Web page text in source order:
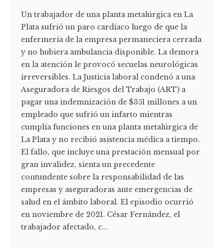
Un trabajador de una planta metalúrgica en La
Plata sufrió un paro cardíaco luego de que la
enfermería de la empresa permaneciera cerrada
y no hubiera ambulancia disponible. La demora
en la atención le provocó secuelas neurológicas
irreversibles. La Justicia laboral condenó a una
Aseguradora de Riesgos del Trabajo (ART) a
pagar una indemnización de $351 millones a un
empleado que sufrió un infarto mientras
cumplía funciones en una planta metalúrgica de
La Plata y no recibió asistencia médica a tiempo.
El fallo, que incluye una prestación mensual por
gran invalidez, sienta un precedente
contundente sobre la responsabilidad de las
empresas y aseguradoras ante emergencias de
salud en el ámbito laboral. El episodio ocurrió
en noviembre de 2021. César Fernández, el
trabajador afectado, c...